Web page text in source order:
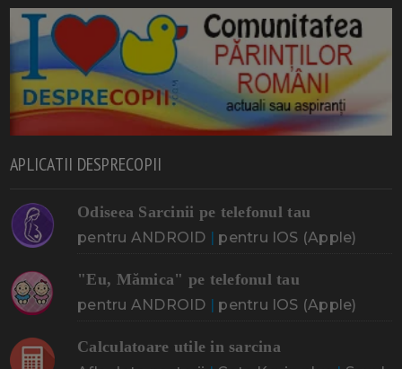
APLICATII DESPRECOPII
Odiseea Sarcinii pe telefonul tau
pentru ANDROID | pentru IOS (Apple)
"Eu, Mămica" pe telefonul tau
pentru ANDROID | pentru IOS (Apple)
Calculatoare utile in sarcina